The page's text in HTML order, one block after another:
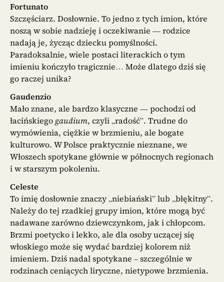
Fortunato
Szczęściarz. Dosłownie. To jedno z tych imion, które
noszą w sobie nadzieję i oczekiwanie — rodzice
nadają je, życząc dziecku pomyślności.
Paradoksalnie, wiele postaci literackich o tym
imieniu kończyło tragicznie… Może dlatego dziś się
go raczej unika?
Gaudenzio
Mało znane, ale bardzo klasyczne — pochodzi od
łacińskiegogaudium, czyli „radość”. Trudne do
wymówienia, ciężkie w brzmieniu, ale bogate
kulturowo. W Polsce praktycznie nieznane, we
Włoszech spotykane głównie w północnych regionach
i w starszym pokoleniu.
Celeste
To imię dosłownie znaczy „niebiański” lub „błękitny”.
Należy do tej rzadkiej grupy imion, które mogą być
nadawane zarówno dziewczynkom, jak i chłopcom.
Brzmi poetycko i lekko, ale dla osoby uczącej się
włoskiego może się wydać bardziej kolorem niż
imieniem. Dziś nadal spotykane – szczególnie w
rodzinach ceniących liryczne, nietypowe brzmienia.